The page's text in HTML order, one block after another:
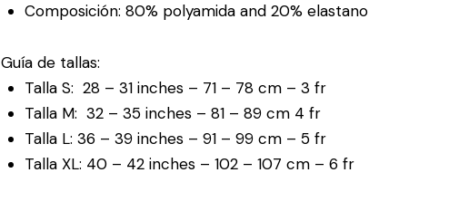
Composición: 80% polyamida and 20% elastano
Guía de tallas:
Talla S: 28 – 31 inches – 71 – 78 cm – 3 fr
Talla M: 32 – 35 inches – 81 – 89 cm 4 fr
Talla L: 36 – 39 inches – 91 – 99 cm – 5 fr
Talla XL: 40 – 42 inches – 102 – 107 cm – 6 fr